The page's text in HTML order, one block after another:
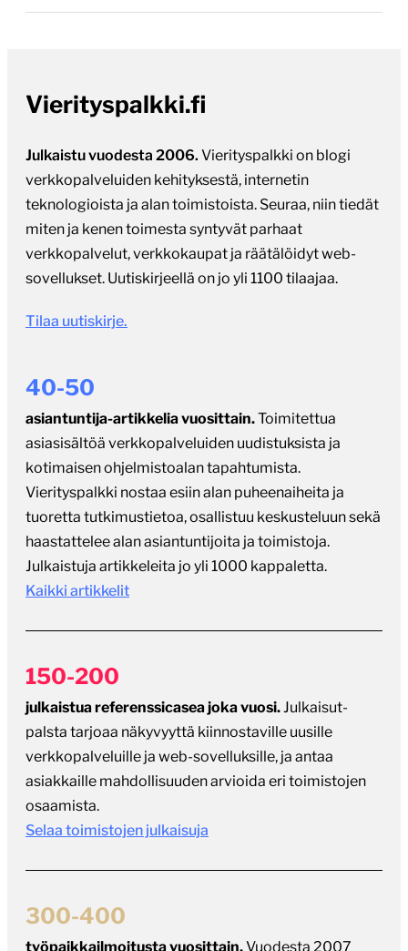
Vierityspalkki.fi
Julkaistu vuodesta 2006. Vierityspalkki on blogi
verkkopalveluiden kehityksestä, internetin
teknologioista ja alan toimistoista. Seuraa, niin tiedät
miten ja kenen toimesta syntyvät parhaat
verkkopalvelut, verkkokaupat ja räätälöidyt web-
sovellukset. Uutiskirjeellä on jo yli 1100 tilaajaa.
Tilaa uutiskirje.
40-50
asiantuntija-artikkelia vuosittain.Toimitettua
asiasisältöä verkkopalveluiden uudistuksista ja
kotimaisen ohjelmistoalan tapahtumista.
Vierityspalkki nostaa esiin alan puheenaiheita ja
tuoretta tutkimustietoa, osallistuu keskusteluun sekä
haastattelee alan asiantuntijoita ja toimistoja.
Julkaistuja artikkeleita jo yli 1000 kappaletta.
Kaikki artikkelit
150-200
julkaistua referenssicasea joka vuosi.Julkaisut-
palsta tarjoaa näkyvyyttä kiinnostaville uusille
verkkopalveluille ja web-sovelluksille, ja antaa
asiakkaille mahdollisuuden arvioida eri toimistojen
osaamista.
Selaa toimistojen julkaisuja
300-400
työpaikkailmoitusta vuosittain.Vuodesta 2007